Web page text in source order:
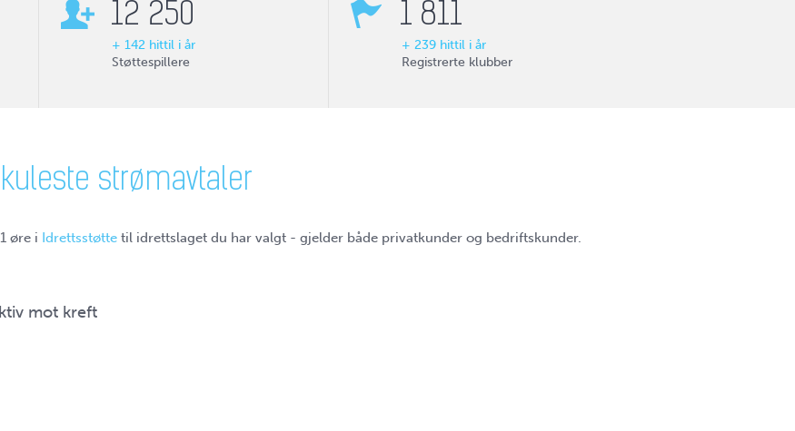
12 250
+ 142 hittil i år
Støttespillere
1 811
+ 239 hittil i år
Registrerte klubber
strømavtaler
øre i Idrettsstøtte til idrettslaget du har valgt - gjelder både privatkunder og bedriftskunder.
mot kreft